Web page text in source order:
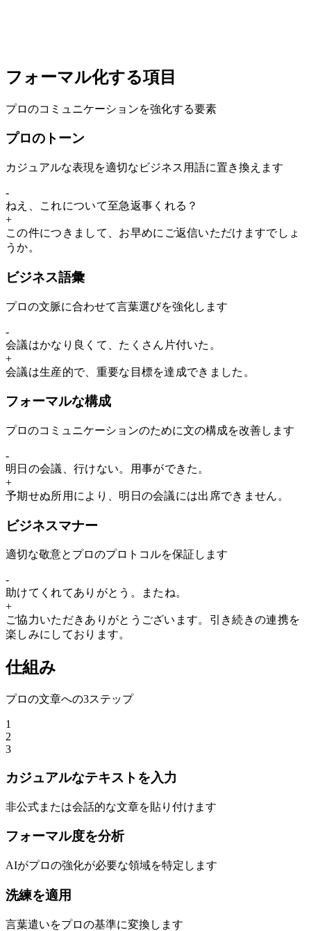
フォーマル化する項目
プロのコミュニケーションを強化する要素
プロのトーン
カジュアルな表現を適切なビジネス用語に置き換えます
-
ねえ、
これについて至急返事くれる？
+
この件につ きまして 、お早めにご返信いただけますでしょ
うか。
ビジネス語彙
プロの文脈に合わせて言葉選びを強化します
-
会議はかなり良くて た くさん片付いた 。
+
会議は生産的で、 重要な目標を達成できました 。
フォーマルな構成
プロのコミュニケーションのために文の構成を改善します
-
明日の会議 、行けない。用事ができ た 。
+
予期せぬ所用により、 明日の会議には出席でき ません 。
ビジネスマナー
適切な敬意とプロのプロトコルを保証します
-
助けてくれてありがとう 。 ま たね。
+
ご協力いただき ありがとう ございます。 引き続きの連携を
楽しみにしており ま す。
仕組み
プロの文章への3ステップ
1
2
3
カジュアルなテキストを入力
非公式または会話的な文章を貼り付けます
フォーマル度を分析
AIがプロの強化が必要な領域を特定します
洗練を適用
言葉遣いをプロの基準に変換します